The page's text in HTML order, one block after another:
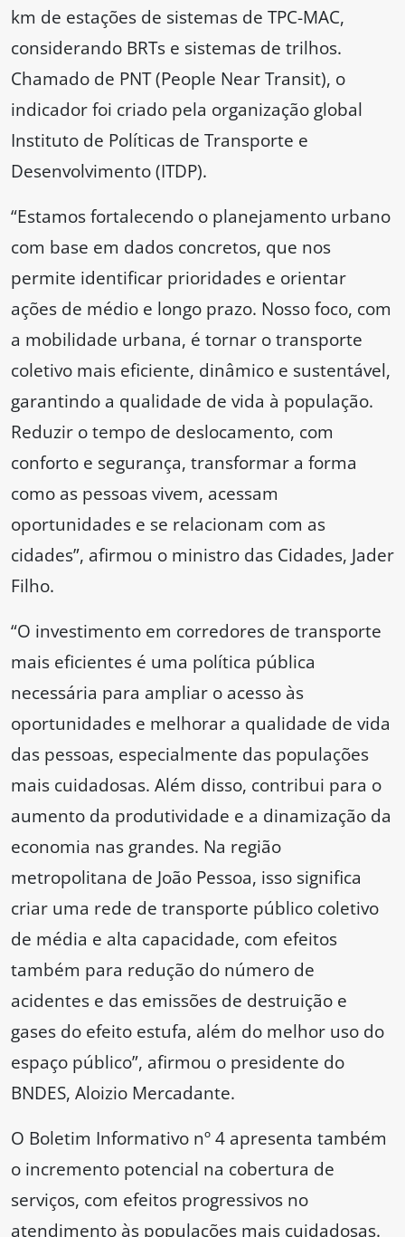
km de estações de sistemas de TPC-MAC,
considerando BRTs e sistemas de trilhos.
Chamado de PNT (People Near Transit), o
indicador foi criado pela organização global
Instituto de Políticas de Transporte e
Desenvolvimento (ITDP).
“Estamos fortalecendo o planejamento urbano
com base em dados concretos, que nos
permite identificar prioridades e orientar
ações de médio e longo prazo. Nosso foco, com
a mobilidade urbana, é tornar o transporte
coletivo mais eficiente, dinâmico e sustentável,
garantindo a qualidade de vida à população.
Reduzir o tempo de deslocamento, com
conforto e segurança, transformar a forma
como as pessoas vivem, acessam
oportunidades e se relacionam com as
cidades”, afirmou o ministro das Cidades, Jader
Filho.
“O investimento em corredores de transporte
mais eficientes é uma política pública
necessária para ampliar o acesso às
oportunidades e melhorar a qualidade de vida
das pessoas, especialmente das populações
mais cuidadosas. Além disso, contribui para o
aumento da produtividade e a dinamização da
economia nas grandes. Na região
metropolitana de João Pessoa, isso significa
criar uma rede de transporte público coletivo
de média e alta capacidade, com efeitos
também para redução do número de
acidentes e das emissões de destruição e
gases do efeito estufa, além do melhor uso do
espaço público”, afirmou o presidente do
BNDES, Aloizio Mercadante.
O Boletim Informativo nº 4 apresenta também
o incremento potencial na cobertura de
serviços, com efeitos progressivos no
atendimento às populações mais cuidadosas.